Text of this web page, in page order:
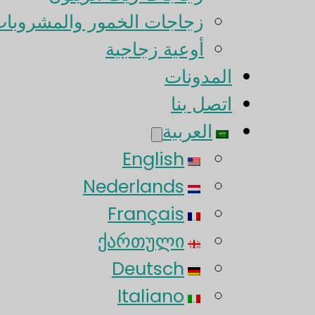
زجاجات الخمور
أوعية زجاجية
المدونات
اتصل بنا
العربية
English
Nederlands
Français
ქართული
Deutsch
Italiano